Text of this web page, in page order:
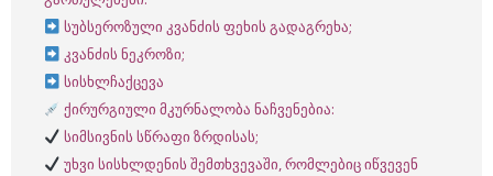
სუბსეროზული კვანძის ფეხის გადაგრეხა;
კვანძის ნეკროზი;
სისხლჩაქცევა
ქირურგიული მკურნალობა ნაჩვენებია:
სიმსივნის სწრაფი ზრდისას;
უხვი სისხლდენის შემთხვევაში, რომლებიც იწვევენ